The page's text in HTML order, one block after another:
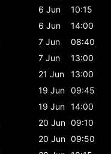
6 Jun
10:15
6 Jun
14:00
7 Jun
08:40
7 Jun
13:00
21 Jun
13:00
19 Jun 09:45
19 Jun 14:00
20 Jun 09:10
20 Jun 09:50